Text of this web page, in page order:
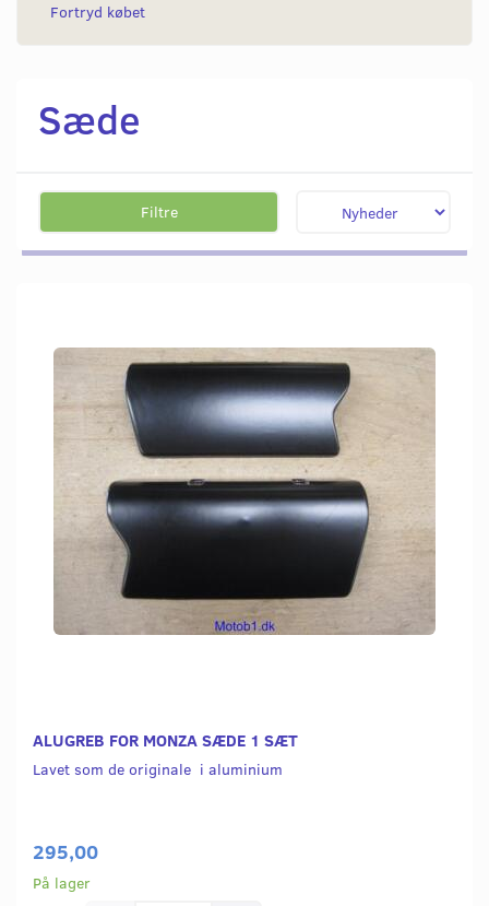
Fortryd købet
Sæde
Filtre
ALUGREB FOR MONZA SÆDE 1 SÆT
Lavet som de originale i aluminium
295,00
På lager